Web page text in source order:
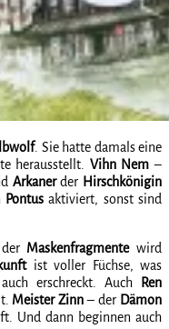
. Sie hatte damals eine
herausstellt. Vihn Nem –
Arkanerder Hirschkönigin
Pontusaktiviert, sonst sind
Maskenfragmentewird
ist voller Füchse, was
erschreckt. Auch
Ren
Meister Zinn– der Dämon
Und dann beginnen auch